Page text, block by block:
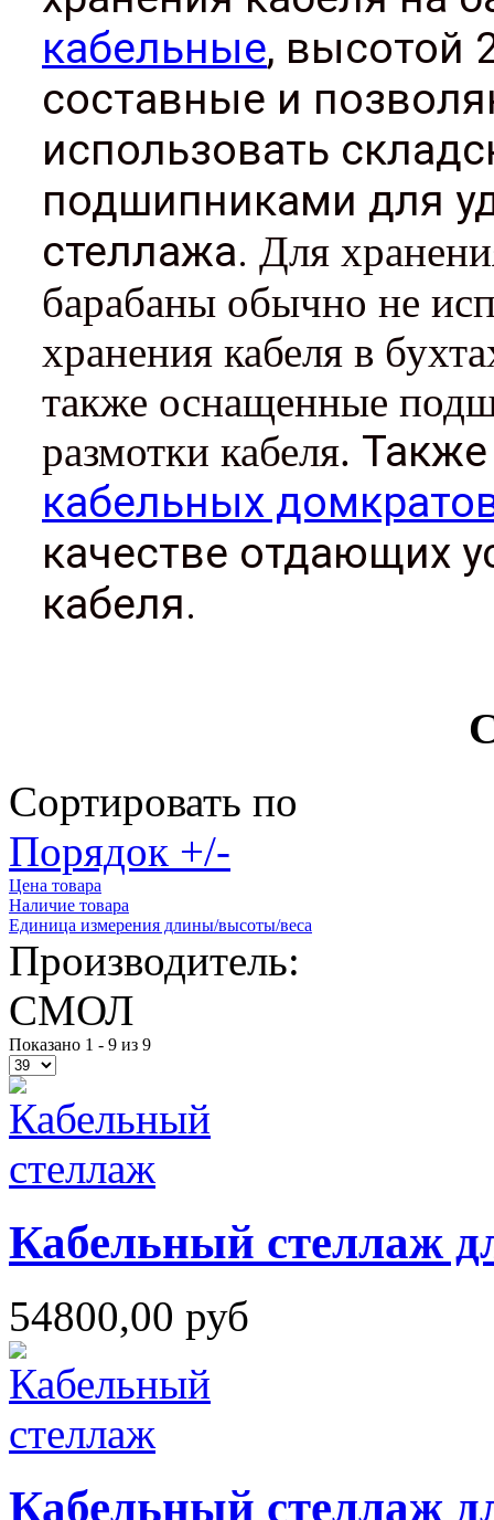
кабельные, высотой
составные и
использовать
подшипниками для
стеллажа. Для
барабаны обычно не
хранения кабеля в
также оснащенные
размотки кабеля.
кабельных
качестве отдающих
кабеля.
Сортировать по
Порядок +/-
Цена товара
Наличие товара
Единица измерения длины/высоты/веса
Производитель:
СМОЛ
Показано 1 - 9 из 9
Кабельный стеллаж
54800,00 руб
Кабельный стеллаж